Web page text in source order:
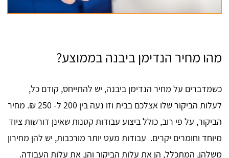
מהו מחיר הנדימן ביבנה בממוצע?
כשמדברים על מחיר הנדימן ביבנה, יש להתייחס, קודם כל,
לעלות הביקור שלו אצלכם בבית וזו נעה בין 200 ל- 250 ₪. מחיר
הביקור, על פי רוב, כולל ביצוע עבודות קטנות שאינן דורשות ציוד
מיוחד וחומרים יקרים. עבודות מעט יותר מורכבות, יש להן מחירון
משלהן, המתכלל, הן את עלות הביקור והן, את עלות העבודה.